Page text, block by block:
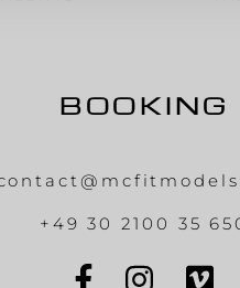
BOOKING
+49 30 2100 35